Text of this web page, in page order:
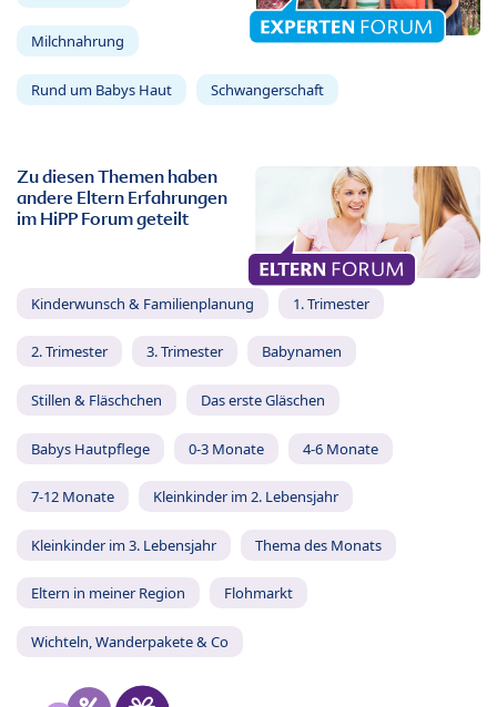
Milchnahrung
Rund um Babys Haut Schwangerschaft
Zu diesen Themen haben
andere Eltern Erfahrungen
im HiPP Forum geteilt
Kinderwunsch & Familienplanung 1. Trimester
2. Trimester 3. Trimester Babynamen
Stillen & Fläschchen Das erste Gläschen
Babys Hautpflege 0-3 Monate 4-6 Monate
7-12 Monate Kleinkinder im 2. Lebensjahr
Kleinkinder im 3. Lebensjahr Thema des Monats
Eltern in meiner Region Flohmarkt
Wichteln, Wanderpakete & Co